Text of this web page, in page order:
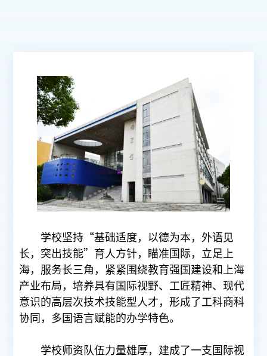
学校坚持“基础适度，以德为本，外语见
长，突出技能”育人方针，瞄准国际，立足上
海，服务长三角，紧紧围绕教育强国建设和上海
产业布局，培养具有国际视野、工匠精神、现代
意识的高层次技术技能型人才，形成了工科商科
协同，多国语言赋能的办学特色。
学校师资队伍力量雄厚，建成了一支国际视